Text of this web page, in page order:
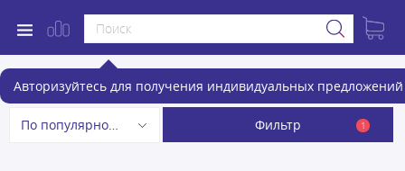
Авторизуйтесь для получения индивидуальных предложений
Отпариватели
По популярности Фильтр 1